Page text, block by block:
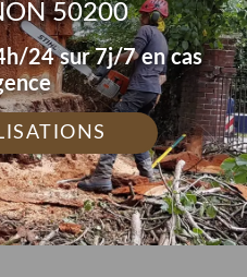
50200
24 sur 7j/7 en cas